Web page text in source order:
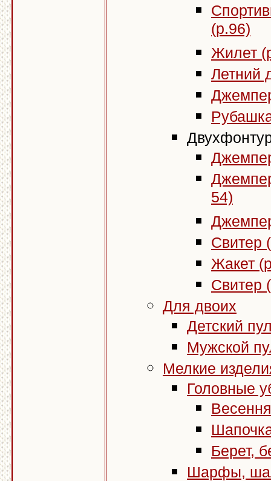
(р.96)
Жилет
Летний
54)
Свитер
Жакет
Свитер
Для двоих
Детский
Мужской
Мелкие
Головные
Берет,
Шарфы,